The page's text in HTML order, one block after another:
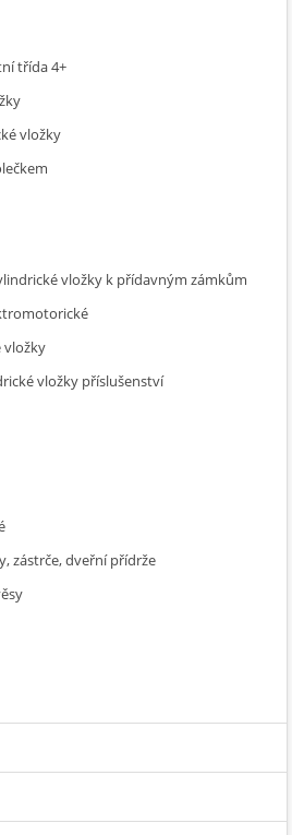
třída 4+
vložky
vložky k přídavným zámkům
vložky
vložky příslušenství
zástrče, dveřní přídrže